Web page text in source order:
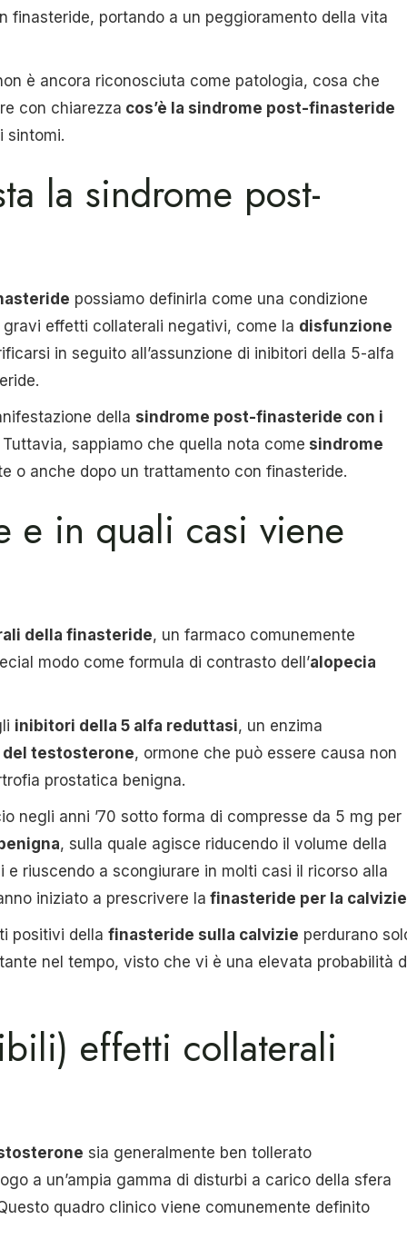
finasteride, portando a un peggioramento della vita
è ancora riconosciuta come patologia, cosa che
con chiarezza cos’è la sindrome post-finasteride
sintomi.
la sindrome post-
possiamo definirla come una condizione
effetti collaterali negativi, come la disfunzione
in seguito all’assunzione di inibitori della 5-alfa
della sindrome post-finasteride con i
sappiamo che quella nota come sindrome
o anche dopo un trattamento con finasteride.
e in quali casi viene
della finasteride, un farmaco comunemente
modo come formula di contrasto dell’alopecia
inibitori della 5 alfa reduttasi, un enzima
testosterone, ormone che può essere causa non
prostatica benigna.
negli anni ’70 sotto forma di compresse da 5 mg per
, sulla quale agisce riducendo il volume della
riuscendo a scongiurare in molti casi il ricorso alla
iniziato a prescrivere la finasteride per la calvizie
positivi della finasteride sulla calvizie perdurano
nel tempo, visto che vi è una elevata probabilità
effetti collaterali
sia generalmente ben tollerato
a un’ampia gamma di disturbi a carico della sfera
quadro clinico viene comunemente definito